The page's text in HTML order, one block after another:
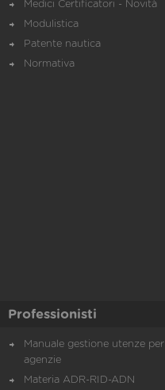
Medici Certificatori - Novità
Modulistica
Patente nautica
Normativa
Professionisti
Manuale gestione utenze per
agenzie
Materia ADR-RID-ADN